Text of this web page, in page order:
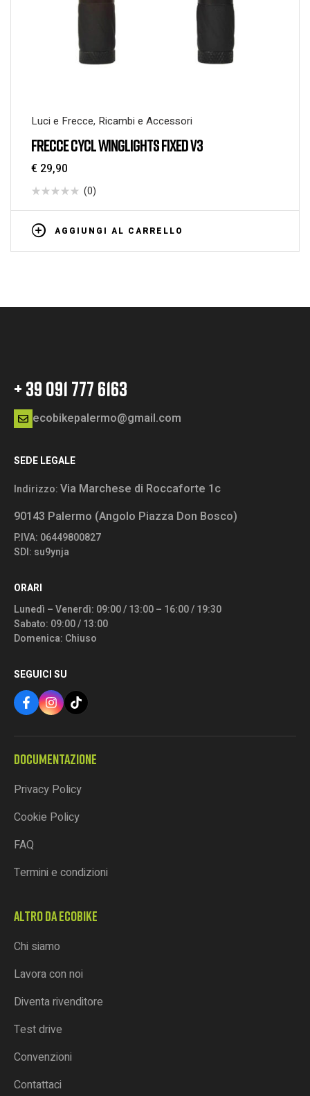
Luci e Frecce, Ricambi e Accessori
FRECCE CYCL WINGLIGHTS FIXED V3
€ 29,90
(0)
AGGIUNGI AL CARRELLO
+ 39 091 777 6163
ecobikepalermo@gmail.com
SEDE LEGALE
Indirizzo:Via Marchese di Roccaforte 1c
90143 Palermo (Angolo Piazza Don Bosco)
P.IVA: 06449800827
SDI: su9ynja
ORARI
Lunedì – Venerdì: 09:00 / 13:00 – 16:00 / 19:30
Sabato: 09:00 / 13:00
Domenica: Chiuso
SEGUICI SU
DOCUMENTAZIONE
Privacy Policy
Cookie Policy
FAQ
Termini e condizioni
ALTRO DA ECOBIKE
Chi siamo
Lavora con noi
Diventa rivenditore
Test drive
Convenzioni
Contattaci